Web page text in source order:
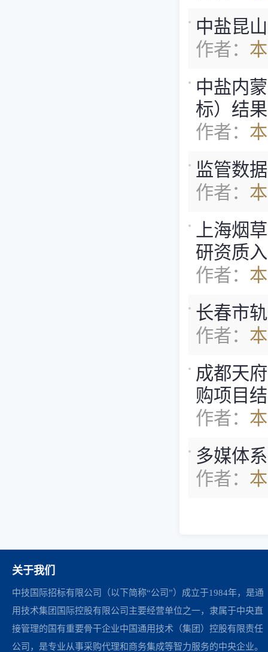
中盐昆
作者：
中盐内
标）结
作者：
监管数
作者：
上海烟
研资质
作者：
长春市
作者：
成都天
购项目
作者：
多媒体
作者：
关于我们
中技国际招标有限公司（以下简称“公司”）成立于1984年，是通
用技术集团国际控股有限公司主要经营单位之一，隶属于中央直
接管理的国有重要骨干企业中国通用技术（集团）控股有限责任
公司，是专业从事采购代理和商务集成等智力服务的中央企业。